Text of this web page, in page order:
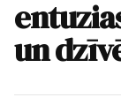
un